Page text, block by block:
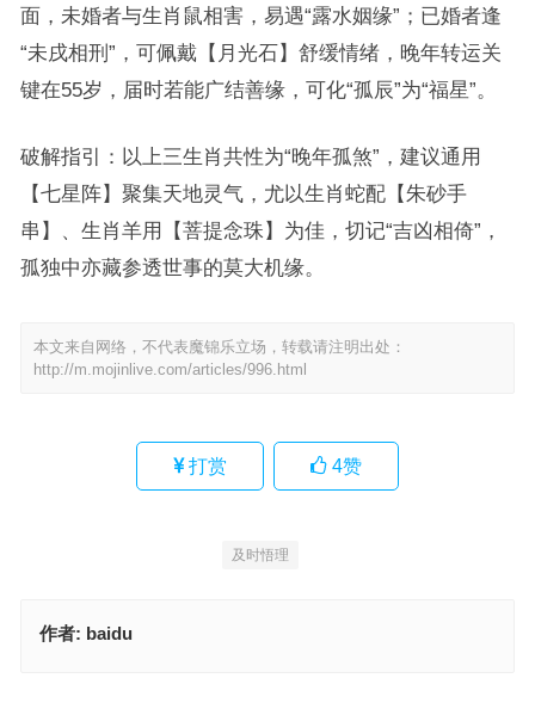
面，未婚者与生肖鼠相害，易遇“露水姻缘”；已婚者逢
“未戌相刑”，可佩戴【月光石】舒缓情绪，晚年转运关
键在55岁，届时若能广结善缘，可化“孤辰”为“福星”。
破解指引：以上三生肖共性为“晚年孤煞”，建议通用
【七星阵】聚集天地灵气，尤以生肖蛇配【朱砂手
串】、生肖羊用【菩提念珠】为佳，切记“吉凶相倚”，
孤独中亦藏参透世事的莫大机缘。
本文来自网络，不代表魔锦乐立场，转载请注明出处：
http://m.mojinlive.com/articles/996.html
打赏 4赞
及时悟理
作者: baidu